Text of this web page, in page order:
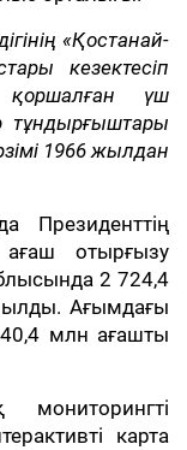
«Қостанай-
кезектесіп
қоршалған үш
тұндырғыштары
1966 жылдан
Президенттің
отырғызу
2 724,4
Ағымдағы
млн ағашты
карта